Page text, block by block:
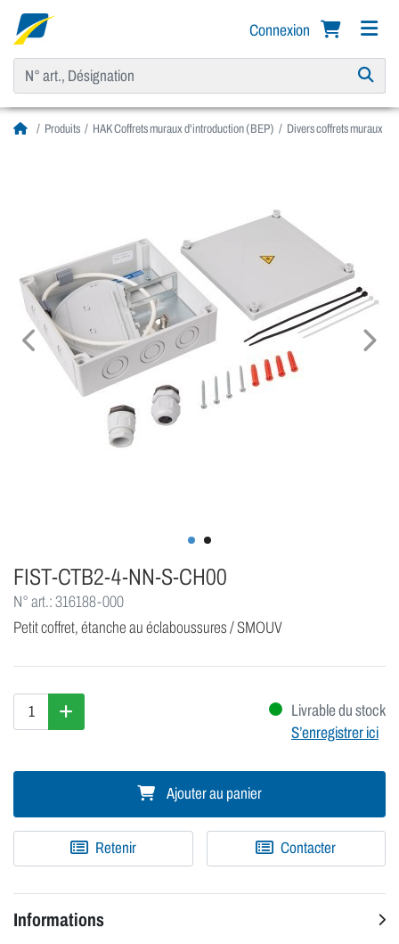
Connexion
Produits HAK Coffrets muraux d'introduction (BEP) Divers coffrets muraux
FIST-CTB2-4-NN-S-CH00
N° art.: 316188-000
Petit coffret, étanche au éclaboussures / SMOUV
Livrable du stock
S’enregistrer ici
Ajouter au panier
Retenir Contacter
Informations